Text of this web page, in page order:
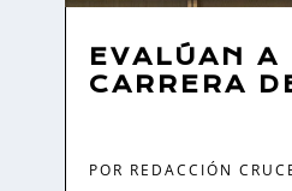
EVALÚAN A
CARRERA
POR REDACCIÓN